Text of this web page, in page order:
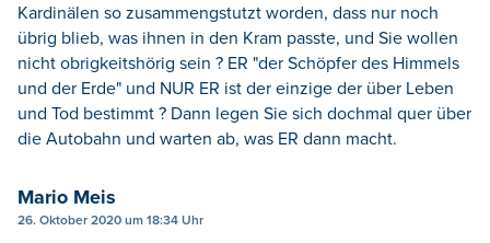
Kardinälen so zusammengstutzt worden, dass nur noch
übrig blieb, was ihnen in den Kram passte, und Sie wollen
nicht obrigkeitshörig sein ? ER "der Schöpfer des Himmels
und der Erde" und NUR ER ist der einzige der über Leben
und Tod bestimmt ? Dann legen Sie sich dochmal quer über
die Autobahn und warten ab, was ER dann macht.
Mario Meis
26. Oktober 2020 um 18:34 Uhr